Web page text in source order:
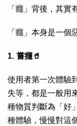
「癮」背後，其實
「癮」本身是一個
1. 嘗癮🥤
使用者第一次體驗
失等，都是一般用
種物質判斷為「好
種體驗，慢慢對這